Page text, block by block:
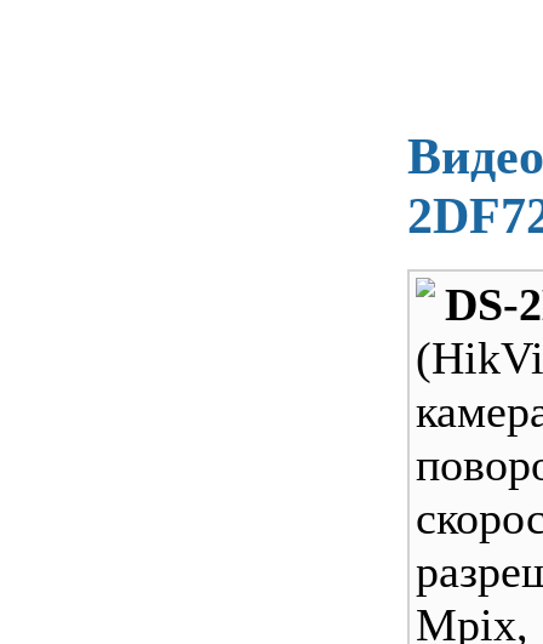
DS-
Mpix,